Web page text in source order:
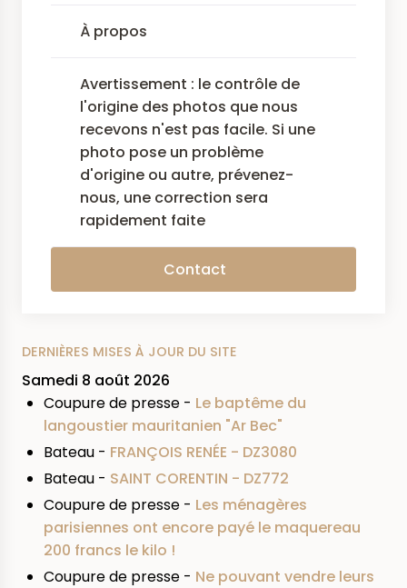
À propos
Avertissement : le contrôle de
l'origine des photos que nous
recevons n'est pas facile. Si une
photo pose un problème
d'origine ou autre, prévenez-
nous, une correction sera
rapidement faite
Contact
DERNIÈRES MISES À JOUR DU SITE
Samedi 8 août 2026
Coupure de presse - Le baptême du
langoustier mauritanien "Ar Bec"
Bateau - FRANÇOIS RENÉE - DZ3080
Bateau - SAINT CORENTIN - DZ772
Coupure de presse - Les ménagères
parisiennes ont encore payé le maquereau
200 francs le kilo !
Coupure de presse - Ne pouvant vendre leurs